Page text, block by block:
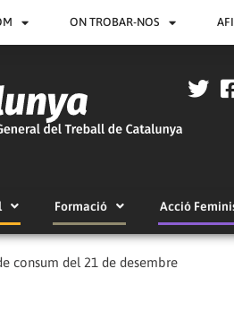
ON TROBAR-NOS
Formació Acció
consum del 21 de desembre